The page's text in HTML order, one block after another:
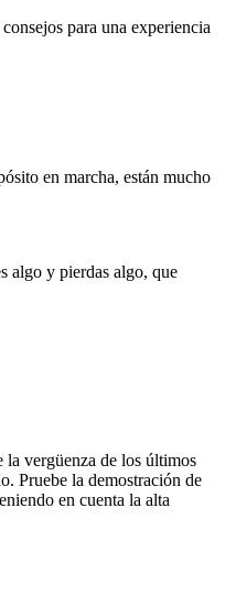
para una experiencia
en marcha, están mucho
algo y pierdas algo, que
la vergüenza de los últimos
Pruebe la demostración de
en cuenta la alta